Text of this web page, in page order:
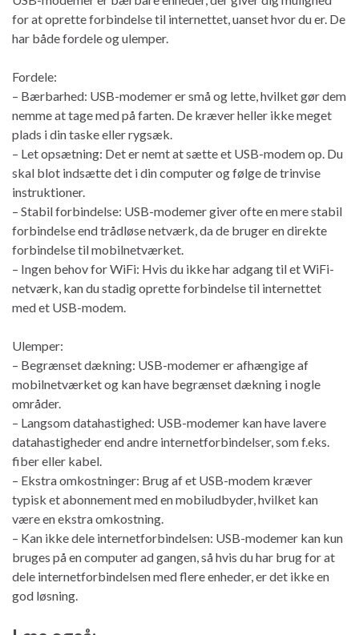
for at oprette forbindelse til internettet, uanset hvor du er. De
har både fordele og ulemper.
Fordele:
– Bærbarhed: USB-modemer er små og lette, hvilket gør dem
nemme at tage med på farten. De kræver heller ikke meget
plads i din taske eller rygsæk.
– Let opsætning: Det er nemt at sætte et USB-modem op. Du
skal blot indsætte det i din computer og følge de trinvise
instruktioner.
– Stabil forbindelse: USB-modemer giver ofte en mere stabil
forbindelse end trådløse netværk, da de bruger en direkte
forbindelse til mobilnetværket.
– Ingen behov for WiFi: Hvis du ikke har adgang til et WiFi-
netværk, kan du stadig oprette forbindelse til internettet
med et USB-modem.
Ulemper:
– Begrænset dækning: USB-modemer er afhængige af
mobilnetværket og kan have begrænset dækning i nogle
områder.
– Langsom datahastighed: USB-modemer kan have lavere
datahastigheder end andre internetforbindelser, som f.eks.
fiber eller kabel.
– Ekstra omkostninger: Brug af et USB-modem kræver
typisk et abonnement med en mobiludbyder, hvilket kan
være en ekstra omkostning.
– Kan ikke dele internetforbindelsen: USB-modemer kan kun
bruges på en computer ad gangen, så hvis du har brug for at
dele internetforbindelsen med flere enheder, er det ikke en
god løsning.